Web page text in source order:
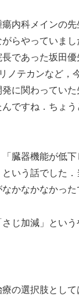
内科メインの先
らやっていま
であった坂田
ノテカンなど，
に関わってい
ですね．ちょ
臓器機能が低下
いう話でした
かなかなかった
加減」という
の選択肢として